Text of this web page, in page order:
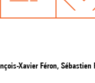
Xavier Féron,